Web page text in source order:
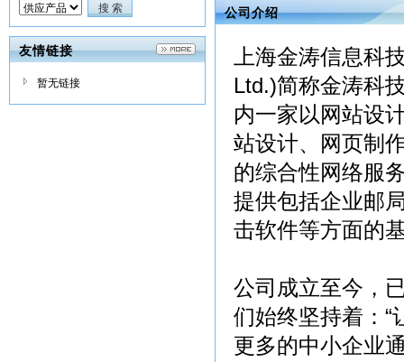
友情链接
暂无链接
公司介绍
上海金涛信息科
Ltd.)简称金涛科
内一家以网站设
站设计、网页制
的综合性网络服
提供包括企业邮
击软件等方面的
公司成立至今，
们始终坚持着：“
更多的中小企业